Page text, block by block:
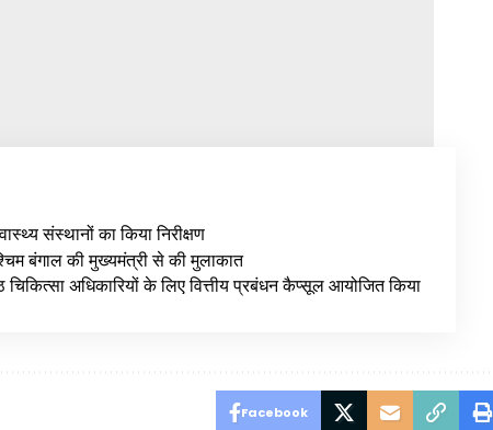
संस्थानों का किया निरीक्षण
बंगाल की मुख्यमंत्री से की मुलाकात
अधिकारियों के लिए वित्तीय प्रबंधन कैप्सूल आयोजित किया
Facebook